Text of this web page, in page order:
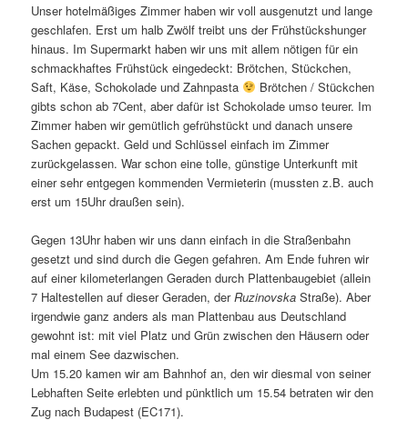
Unser hotelmäßiges Zimmer haben wir voll ausgenutzt und lange
geschlafen. Erst um halb Zwölf treibt uns der Frühstückshunger
hinaus. Im Supermarkt haben wir uns mit allem nötigen für ein
schmackhaftes Frühstück eingedeckt: Brötchen, Stückchen,
Saft, Käse, Schokolade und Zahnpasta
Brötchen / Stückchen
gibts schon ab 7Cent, aber dafür ist Schokolade umso teurer. Im
Zimmer haben wir gemütlich gefrühstückt und danach unsere
Sachen gepackt. Geld und Schlüssel einfach im Zimmer
zurückgelassen. War schon eine tolle, günstige Unterkunft mit
einer sehr entgegen kommenden Vermieterin (mussten z.B. auch
erst um 15Uhr draußen sein).
Gegen 13Uhr haben wir uns dann einfach in die Straßenbahn
gesetzt und sind durch die Gegen gefahren. Am Ende fuhren wir
auf einer kilometerlangen Geraden durch Plattenbaugebiet (allein
7 Haltestellen auf dieser Geraden, derRuzinovskaStraße). Aber
irgendwie ganz anders als man Plattenbau aus Deutschland
gewohnt ist: mit viel Platz und Grün zwischen den Häusern oder
mal einem See dazwischen.
Um 15.20 kamen wir am Bahnhof an, den wir diesmal von seiner
Lebhaften Seite erlebten und pünktlich um 15.54 betraten wir den
Zug nach Budapest (EC171).